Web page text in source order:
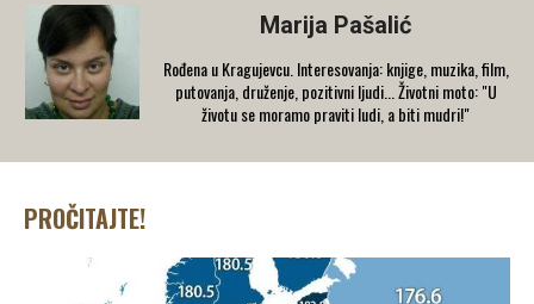
Marija Pašalić
​Rođena u Kragujevcu. Interesovanja: knjige, muzika, film,
putovanja, druženje, pozitivni ljudi... Životni moto: "U
životu se moramo praviti ludi, a biti mudri!"
PROČITAJTE!